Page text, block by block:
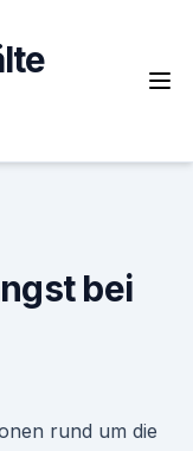
bei
rund um die